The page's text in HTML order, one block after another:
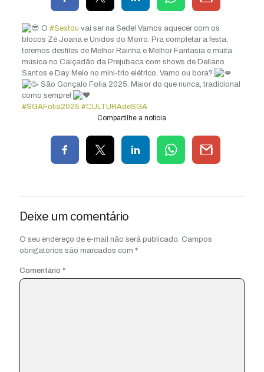
O #Sextou vai ser na Sede! Vamos aquecer com os
blocos Zé Joana e Unidos do Morro. Pra completar a festa,
teremos desfiles de Melhor Rainha e Melhor Fantasia e muita
música no Calçadão da Prejubaca com shows de Dellano
Santos e Day Melo no mini-trio elétrico. Vamo ou bora?
São Gonçalo Folia 2025: Maior do que nunca, tradicional
como sempre!
#SGAFolia2025 #CULTURAdeSGA
Compartilhe a notícia
Deixe um comentário
O seu endereço de e-mail não será publicado. Campos
obrigatórios são marcados com *
Comentário *